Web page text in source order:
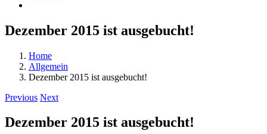
Dezember 2015 ist ausgebucht!
Home
Allgemein
Dezember 2015 ist ausgebucht!
Previous Next
Dezember 2015 ist ausgebucht!